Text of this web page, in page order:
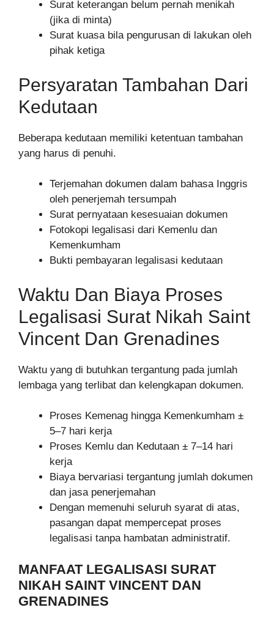
Surat keterangan belum pernah menikah
(jika di minta)
Surat kuasa bila pengurusan di lakukan oleh
pihak ketiga
Persyaratan Tambahan Dari
Kedutaan
Beberapa kedutaan memiliki ketentuan tambahan
yang harus di penuhi.
Terjemahan dokumen dalam bahasa Inggris
oleh penerjemah tersumpah
Surat pernyataan kesesuaian dokumen
Fotokopi legalisasi dari Kemenlu dan
Kemenkumham
Bukti pembayaran legalisasi kedutaan
Waktu Dan Biaya Proses
Legalisasi Surat Nikah Saint
Vincent Dan Grenadines
Waktu yang di butuhkan tergantung pada jumlah
lembaga yang terlibat dan kelengkapan dokumen.
Proses Kemenag hingga Kemenkumham ±
5–7 hari kerja
Proses Kemlu dan Kedutaan ± 7–14 hari
kerja
Biaya bervariasi tergantung jumlah dokumen
dan jasa penerjemahan
Dengan memenuhi seluruh syarat di atas,
pasangan dapat mempercepat proses
legalisasi tanpa hambatan administratif.
MANFAAT LEGALISASI SURAT
NIKAH SAINT VINCENT DAN
GRENADINES